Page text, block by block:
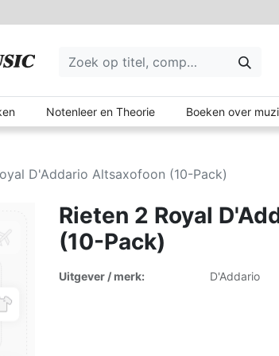
Notenleer en Theorie Boeken over
D'Addario Altsaxofoon (10-Pack)
Rieten 2 Royal
(10-Pack)
Uitgever / merk: D'Addario